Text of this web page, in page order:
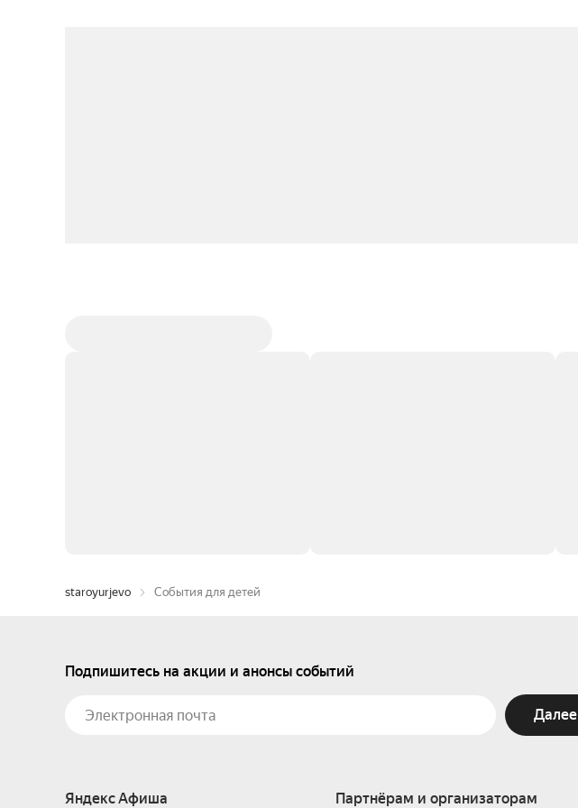
staroyurjevo События для детей
Подпишитесь на акции и анонсы событий
Далее
Яндекс Афиша Партнёрам и организаторам